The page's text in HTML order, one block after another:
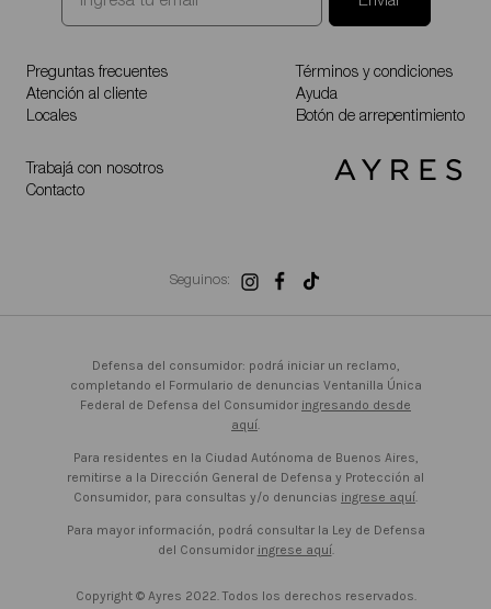
Preguntas frecuentes
Atención al cliente
Locales
Trabajá con nosotros
Contacto
Términos y condiciones
Ayuda
Botón de arrepentimiento
Seguinos:
Defensa del consumidor: podrá iniciar un reclamo,
completando el Formulario de denuncias Ventanilla Única
Federal de Defensa del Consumidor ingresando desde
aquí.
Para residentes en la Ciudad Autónoma de Buenos Aires,
remitirse a la Dirección General de Defensa y Protección al
Consumidor, para consultas y/o denuncias ingrese aquí.
Para mayor información, podrá consultar la Ley de Defensa
del Consumidor ingrese aquí.
Copyright © Ayres 2022. Todos los derechos reservados.